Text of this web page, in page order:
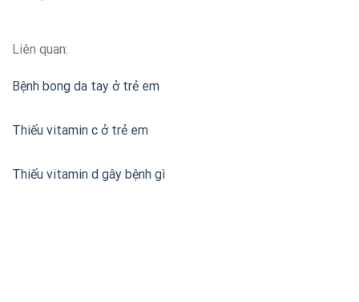
Liên quan:
Bệnh bong da tay ở trẻ em
Thiếu vitamin c ở trẻ em
Thiếu vitamin d gây bệnh gì